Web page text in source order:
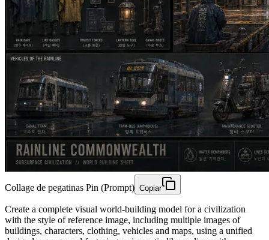
Collage de pegatinas Pin (Prompt) Copiar
Create a complete visual world-building model for a civilization
with the style of reference image, including multiple images of
buildings, characters, clothing, vehicles and maps, using a unified